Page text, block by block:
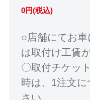
0円(税込)
○店舗にてお
は取付け工賃
〇取付チケッ
時は、1注文
さい。